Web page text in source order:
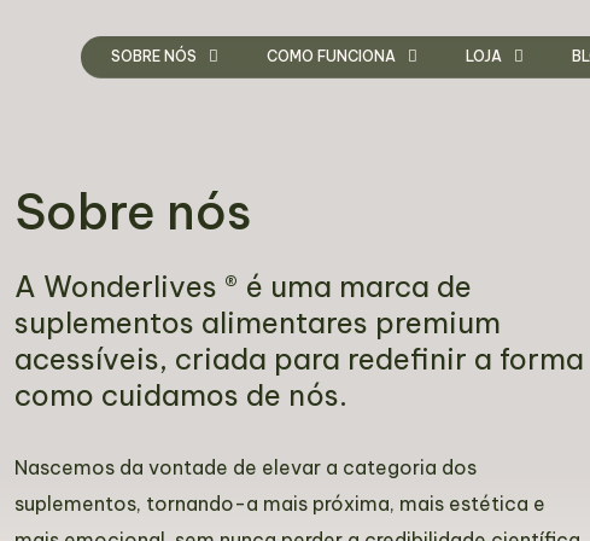
SOBRE NÓS COMO FUNCIONA LOJA
Sobre nós
A Wonderlives ® é uma marca de
suplementos alimentares premium
acessíveis, criada para redefinir a forma
como cuidamos de nós.
Nascemos da vontade de elevar a categoria dos
suplementos, tornando-a mais próxima, mais estética e